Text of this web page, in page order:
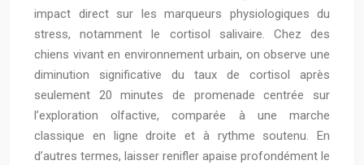
impact direct sur les marqueurs physiologiques du
stress, notamment le cortisol salivaire. Chez des
chiens vivant en environnement urbain, on observe une
diminution significative du taux de cortisol après
seulement 20 minutes de promenade centrée sur
l’exploration olfactive, comparée à une marche
classique en ligne droite et à rythme soutenu. En
d’autres termes, laisser renifler apaise profondément le